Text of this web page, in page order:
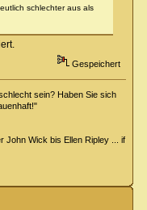
schlechter aus als
Gespeichert
sein? Haben Sie sich
John Wick bis Ellen Ripley ... if